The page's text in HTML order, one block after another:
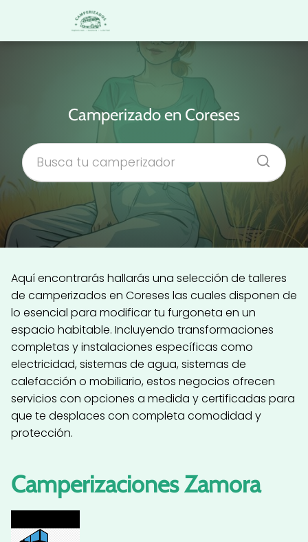
Camperizado en Coreses
Aquí encontrarás hallarás una selección de talleres
de camperizados en Coreses las cuales disponen de
lo esencial para modificar tu furgoneta en un
espacio habitable. Incluyendo transformaciones
completas y instalaciones específicas como
electricidad, sistemas de agua, sistemas de
calefacción o mobiliario, estos negocios ofrecen
servicios con opciones a medida y certificadas para
que te desplaces con completa comodidad y
protección.
Camperizaciones Zamora